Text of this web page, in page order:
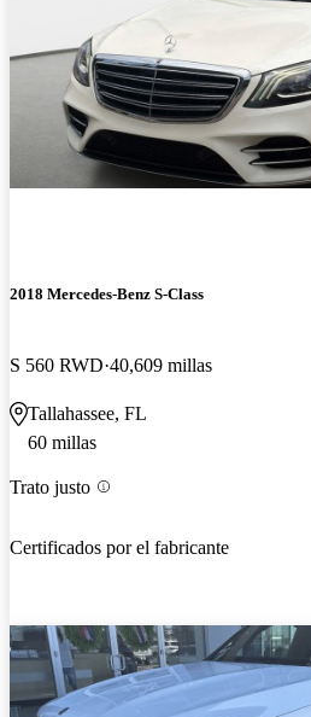
2018 Mercedes-Benz S-Class
S 560 RWD 40,609 millas
Tallahassee, FL
60 millas
Trato justo
Certificados por el fabricante